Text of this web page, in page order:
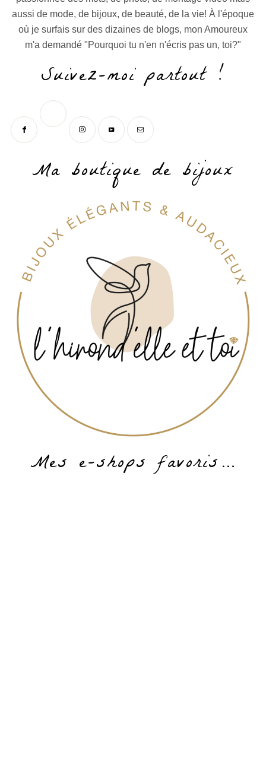
aussi de mode, de bijoux, de beauté, de la vie! À l'époque
où je surfais sur des dizaines de blogs, mon Amoureux
m'a demandé "Pourquoi tu n'en n'écris pas un, toi?"
Suivez-moi partout !
Ma boutique de bijoux
Mes e-shops favoris…